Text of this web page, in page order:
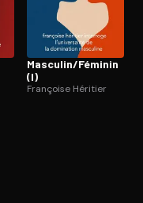
Masculin/Féminin
(I)
Françoise Héritier